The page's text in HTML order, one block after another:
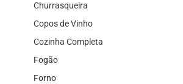
Churrasqueira
Copos de Vinho
Cozinha Completa
Fogão
Forno